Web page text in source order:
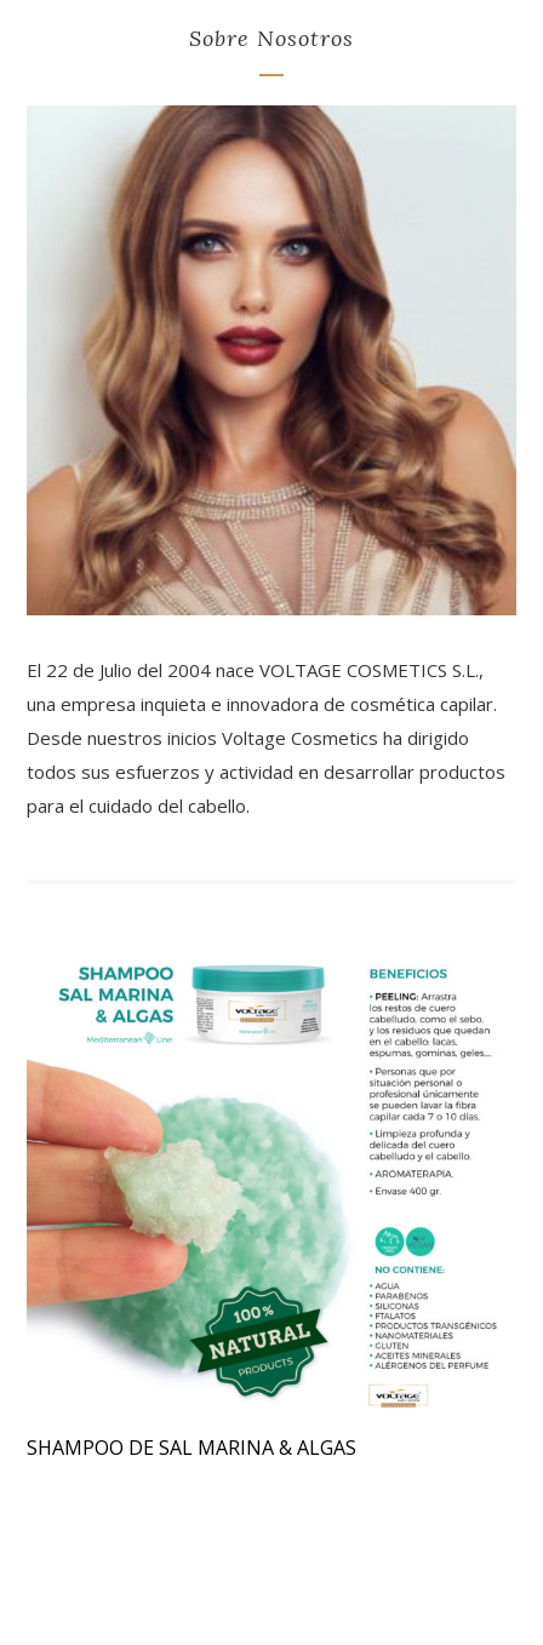
Sobre Nosotros
El 22 de Julio del 2004 nace VOLTAGE COSMETICS S.L.,
una empresa inquieta e innovadora de cosmética capilar.
Desde nuestros inicios Voltage Cosmetics ha dirigido
todos sus esfuerzos y actividad en desarrollar productos
para el cuidado del cabello.
SHAMPOO DE SAL MARINA & ALGAS